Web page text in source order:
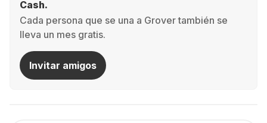
Cash.
Cada persona que se una a Grover también se
lleva un mes gratis.
Invitar amigos